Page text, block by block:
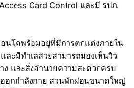
Card Control และมี รปภ.
นโดพร้อมอยู่ที่มีการตกแต่งภายใน
ละมีทำเลสวยสามารถมองเห็นวิว
ง และสิ่งอำนวยความสะดวกครบ
อกกำลังกาย สวนพักผ่อนขนาดใหญ่